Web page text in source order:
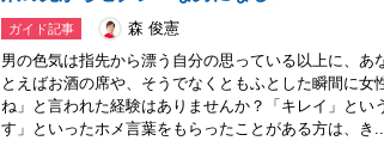
ガイド記事
森 俊憲
男の色気は指先から漂う自分の思っている以上に、あ
とえばお酒の席や、そうでなくともふとした瞬間に女
ね」と言われた経験はありませんか？「キレイ」とい
す」といったホメ言葉をもらったことがある方は、き